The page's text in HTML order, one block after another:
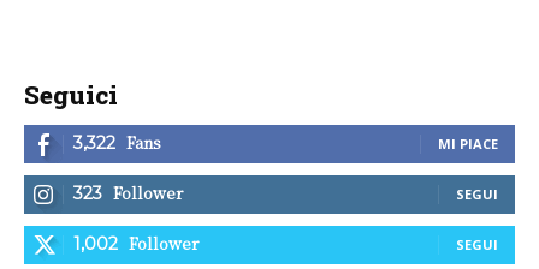
Seguici
3,322 Fans MI PIACE
323 Follower SEGUI
1,002 Follower SEGUI